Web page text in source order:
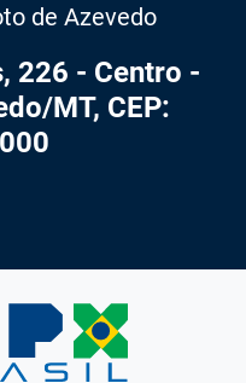
de Azevedo
226 - Centro -
MT, CEP: